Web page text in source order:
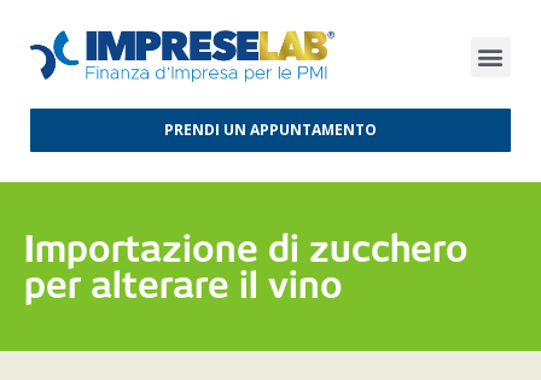
PRENDI UN APPUNTAMENTO
Importazione di zucchero
per alterare il vino